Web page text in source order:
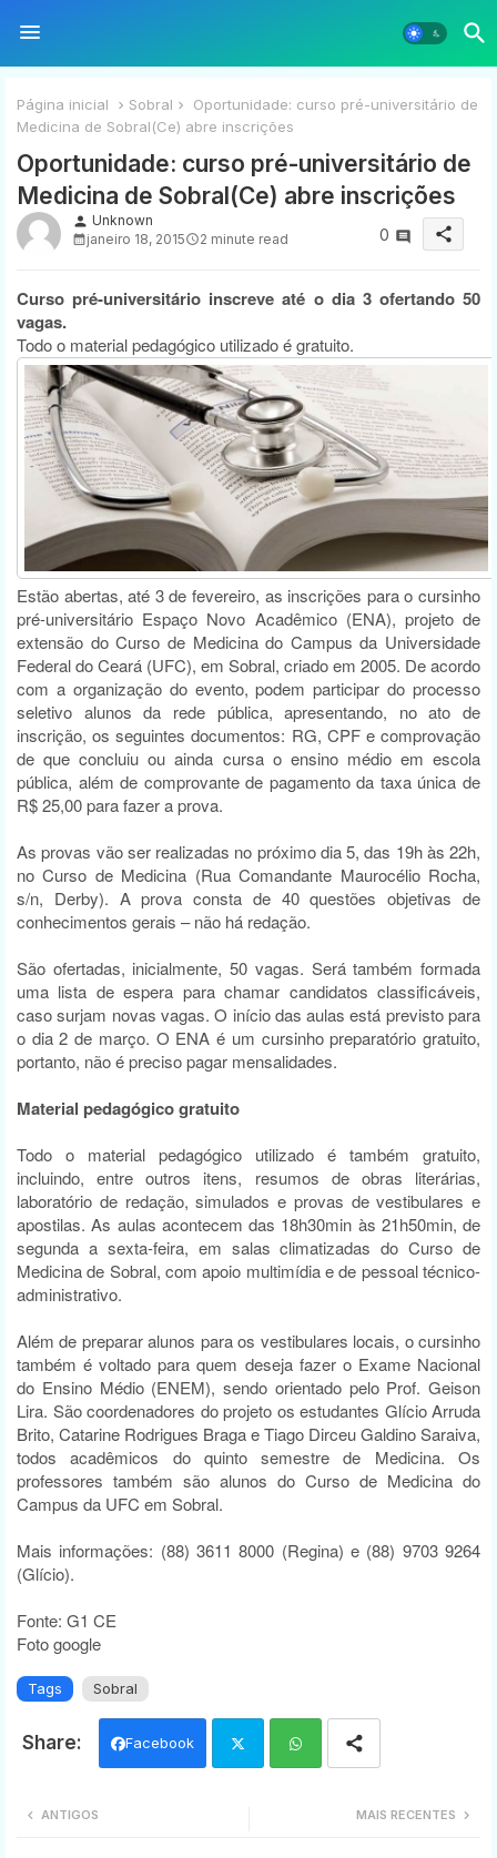
Página inicial Sobral
Oportunidade: curso pré-universitário de
Medicina de Sobral(Ce) abre inscrições
Oportunidade: curso pré-universitário de
Medicina de Sobral(Ce) abre inscrições
person Unknown
janeiro 18, 2015
2 minute read 0 share
Curso pré-universitário inscreve até o dia 3 ofertando 50
vagas.
Todo o material pedagógico utilizado é gratuito.
Estão abertas, até 3 de fevereiro, as inscrições para o cursinho
pré-universitário Espaço Novo Acadêmico (ENA), projeto de
extensão do Curso de Medicina do Campus da Universidade
Federal do Ceará (UFC), em Sobral, criado em 2005. De acordo
com a organização do evento, podem participar do processo
seletivo alunos da rede pública, apresentando, no ato de
inscrição, os seguintes documentos: RG, CPF e comprovação
de que concluiu ou ainda cursa o ensino médio em escola
pública, além de comprovante de pagamento da taxa única de
R$ 25,00 para fazer a prova.
As provas vão ser realizadas no próximo dia 5, das 19h às 22h,
no Curso de Medicina (Rua Comandante Maurocélio Rocha,
s/n, Derby). A prova consta de 40 questões objetivas de
conhecimentos gerais – não há redação.
São ofertadas, inicialmente, 50 vagas. Será também formada
uma lista de espera para chamar candidatos classificáveis,
caso surjam novas vagas. O início das aulas está previsto para
o dia 2 de março. O ENA é um cursinho preparatório gratuito,
portanto, não é preciso pagar mensalidades.
Material pedagógico gratuito
Todo o material pedagógico utilizado é também gratuito,
incluindo, entre outros itens, resumos de obras literárias,
laboratório de redação, simulados e provas de vestibulares e
apostilas. As aulas acontecem das 18h30min às 21h50min, de
segunda a sexta-feira, em salas climatizadas do Curso de
Medicina de Sobral, com apoio multimídia e de pessoal técnico-
administrativo.
Além de preparar alunos para os vestibulares locais, o cursinho
também é voltado para quem deseja fazer o Exame Nacional
do Ensino Médio (ENEM), sendo orientado pelo Prof. Geison
Lira. São coordenadores do projeto os estudantes Glício Arruda
Brito, Catarine Rodrigues Braga e Tiago Dirceu Galdino Saraiva,
todos acadêmicos do quinto semestre de Medicina. Os
professores também são alunos do Curso de Medicina do
Campus da UFC em Sobral.
Mais informações: (88) 3611 8000 (Regina) e (88) 9703 9264
(Glício).
Fonte: G1 CE
Foto google
Tags Sobral
Facebook
MAIS RECENTES
ANTIGOS